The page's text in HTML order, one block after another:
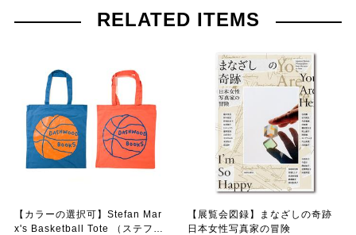
RELATED ITEMS
【カラーの選択可】Stefan Mar
x's Basketball Tote （ステファ
【展覧会図録】まなざしの奇跡
日本女性写真家の冒険